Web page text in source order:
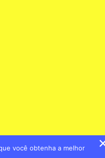
você obtenha a melhor